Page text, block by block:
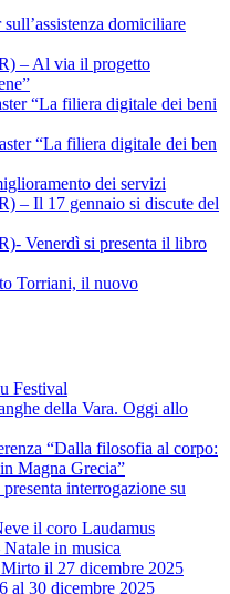
domiciliare
– Al via il progetto
“La filiera digitale dei beni
“La filiera digitale dei ben
dei servizi
– Il 17 gennaio si discute del
Venerdì si presenta il libro
Torriani, il nuovo
Festival
della Vara. Oggi allo
“Dalla filosofia al corpo:
Magna Grecia”
interrogazione su
il coro Laudamus
in musica
il 27 dicembre 2025
30 dicembre 2025